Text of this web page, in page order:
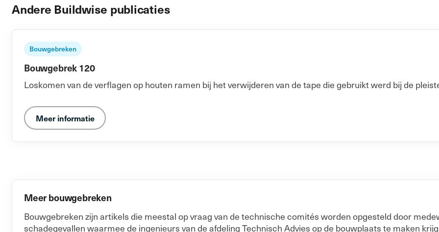
Andere Buildwise publicaties
Bouwgebreken
Bouwgebrek 120
Loskomen van de verflagen op houten ramen bij het verwijderen van de tape die gebruikt werd bij de
Meer informatie
Meer bouwgebreken
Bouwgebreken zijn artikels die meestal op vraag van de technische comités worden opgesteld door
schadegevallen waarmee de ingenieurs van de afdeling Technisch Advies op de bouwplaats te maken